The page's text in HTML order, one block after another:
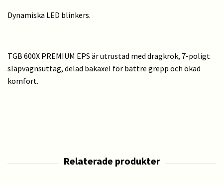
Dynamiska LED blinkers.
TGB 600X PREMIUM EPS är utrustad med dragkrok, 7-poligt
släpvagnsuttag, delad bakaxel för bättre grepp och ökad
komfort.